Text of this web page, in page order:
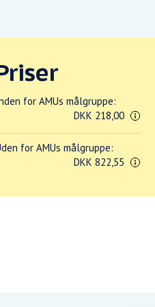
for AMUs målgruppe:
DKK 218,00
for AMUs målgruppe:
DKK 822,55